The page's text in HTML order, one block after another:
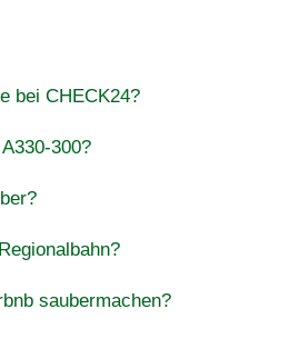
bei CHECK24?
300?
saubermachen?